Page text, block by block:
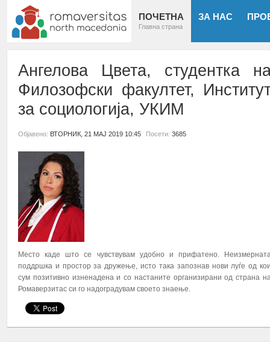
ПОЧЕТНА
Главна страна
ЗА НАС
Ангелова Цвета, студентка
Филозофски факултет,
за социологија, УКИМ
Објавено: ВТОРНИК, 21 МАЈ 2019 10:45 Посети: 3685
Место каде што се чувствувам удобно и прифатено.
поддршка и простор за дружење, исто така запознав нови луѓе од
сум позитивно изненадена и со настаните организирани од страна
Ромаверзитас си го надоградувам своето знаење.